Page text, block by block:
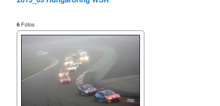
6 Fotos